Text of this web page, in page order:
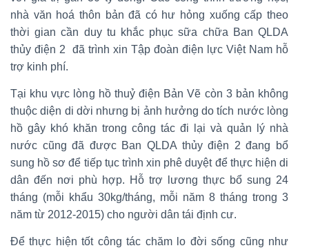
nhà văn hoá thôn bản đã có hư hỏng xuống cấp theo
thời gian cần duy tu khắc phục sữa chữa Ban QLDA
thủy điện 2 đã trình xin Tập đoàn điện lực Việt Nam hỗ
trợ kinh phí.
Tại khu vực lòng hồ thuỷ điện Bản Vẽ còn 3 bản không
thuộc diện di dời nhưng bị ảnh hưởng do tích nước lòng
hồ gây khó khăn trong công tác đi lại và quản lý nhà
nước cũng đã được Ban QLDA thủy điện 2 đang bổ
sung hồ sơ để tiếp tục trình xin phê duyệt để thực hiện di
dân đến nơi phù hợp. Hỗ trợ lương thực bổ sung 24
tháng (mỗi khẩu 30kg/tháng, mỗi năm 8 tháng trong 3
năm từ 2012-2015) cho người dân tái định cư.
Để thực hiện tốt công tác chăm lo đời sống cũng như